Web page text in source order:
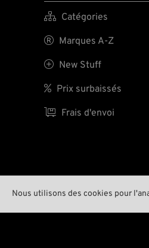
Nous utilisons des cookies pour
 Catégories
 Marques A-Z
 New Stuff
 Prix surbaissés
 Frais d'envoi